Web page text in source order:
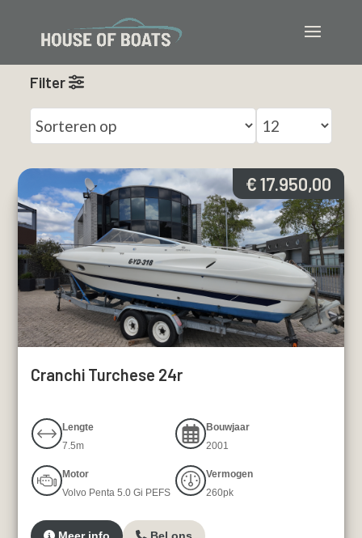
Filter
€ 17.950,00
Cranchi Turchese 24r
Lengte
7.5m
Bouwjaar
2001
Motor
Volvo Penta 5.0 Gi PEFS
Vermogen
260pk